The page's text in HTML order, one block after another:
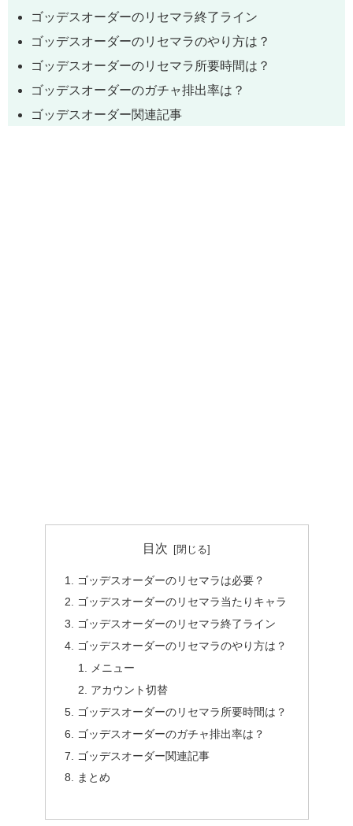
ゴッデスオーダーのリセマラ終了ライン
ゴッデスオーダーのリセマラのやり方は？
ゴッデスオーダーのリセマラ所要時間は？
ゴッデスオーダーのガチャ排出率は？
ゴッデスオーダー関連記事
目次
ゴッデスオーダーのリセマラは必要？
ゴッデスオーダーのリセマラ当たりキャラ
ゴッデスオーダーのリセマラ終了ライン
ゴッデスオーダーのリセマラのやり方は？
メニュー
アカウント切替
ゴッデスオーダーのリセマラ所要時間は？
ゴッデスオーダーのガチャ排出率は？
ゴッデスオーダー関連記事
まとめ